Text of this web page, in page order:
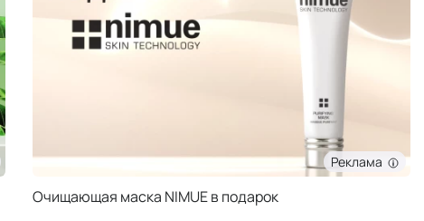
Реклама
Очищающая маска NIMUE в подарок